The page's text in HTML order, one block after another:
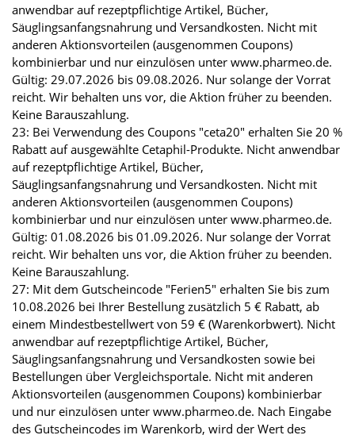
anwendbar auf rezeptpflichtige Artikel, Bücher,
Säuglingsanfangsnahrung und Versandkosten. Nicht mit
anderen Aktionsvorteilen (ausgenommen Coupons)
kombinierbar und nur einzulösen unter www.pharmeo.de.
Gültig: 29.07.2026 bis 09.08.2026. Nur solange der Vorrat
reicht. Wir behalten uns vor, die Aktion früher zu beenden.
Keine Barauszahlung.
23: Bei Verwendung des Coupons "ceta20" erhalten Sie 20 %
Rabatt auf ausgewählte Cetaphil-Produkte. Nicht anwendbar
auf rezeptpflichtige Artikel, Bücher,
Säuglingsanfangsnahrung und Versandkosten. Nicht mit
anderen Aktionsvorteilen (ausgenommen Coupons)
kombinierbar und nur einzulösen unter www.pharmeo.de.
Gültig: 01.08.2026 bis 01.09.2026. Nur solange der Vorrat
reicht. Wir behalten uns vor, die Aktion früher zu beenden.
Keine Barauszahlung.
27: Mit dem Gutscheincode "Ferien5" erhalten Sie bis zum
10.08.2026 bei Ihrer Bestellung zusätzlich 5 € Rabatt, ab
einem Mindestbestellwert von 59 € (Warenkorbwert). Nicht
anwendbar auf rezeptpflichtige Artikel, Bücher,
Säuglingsanfangsnahrung und Versandkosten sowie bei
Bestellungen über Vergleichsportale. Nicht mit anderen
Aktionsvorteilen (ausgenommen Coupons) kombinierbar
und nur einzulösen unter www.pharmeo.de. Nach Eingabe
des Gutscheincodes im Warenkorb, wird der Wert des